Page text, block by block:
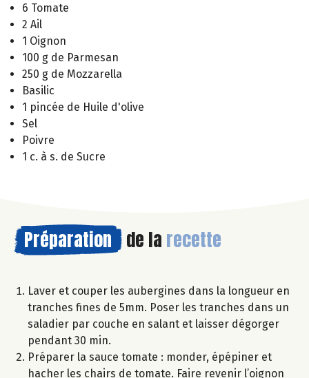
6 Tomate
2 Ail
1 Oignon
100 g de Parmesan
250 g de Mozzarella
Basilic
1 pincée de Huile d'olive
Sel
Poivre
1 c. à s. de Sucre
Préparation de la recette
Laver et couper les aubergines dans la longueur en
tranches fines de 5mm. Poser les tranches dans un
saladier par couche en salant et laisser dégorger
pendant 30 min.
Préparer la sauce tomate : monder, épépiner et
hacher les chairs de tomate. Faire revenir l’oignon